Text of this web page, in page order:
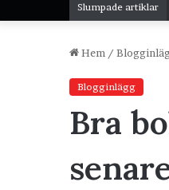
Slumpade artiklar
Hem /
Blogginlägg
Bra